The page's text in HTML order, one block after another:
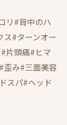
リ#背中のハ
ス#ターンオー
片頭痛#ヒマ
歪み#三面美容
スパ#ヘッド